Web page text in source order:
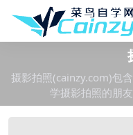
摄影拍照(cainzy.com)包
学摄影拍照的朋